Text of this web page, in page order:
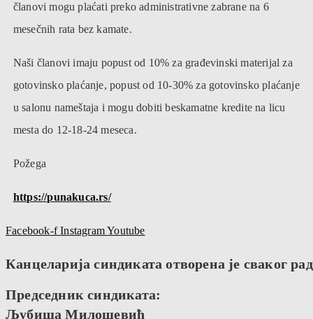
članovi mogu plaćati preko administrativne zabrane na 6
mesečnih rata bez kamate.
Naši članovi imaju popust od 10% za građevinski materijal za
gotovinsko plaćanje, popust od 10-30% za gotovinsko plaćanje
u salonu nameštaja i mogu dobiti beskamatne kredite na licu
mesta do 12-18-24 meseca.
Požega
https://punakuca.rs/
Facebook-f InstagramYoutube
Канцеларија синдиката отворена је сваког
Председник синдиката:
Љубиша Милошевић